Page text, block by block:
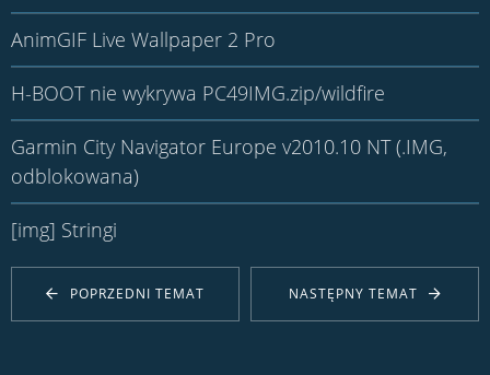
AnimGIF Live Wallpaper 2 Pro
H-BOOT nie wykrywa PC49IMG.zip/wildfire
Garmin City Navigator Europe v2010.10 NT (.IMG,
odblokowana)
[img] Stringi
POPRZEDNI TEMAT NASTĘPNY TEMAT